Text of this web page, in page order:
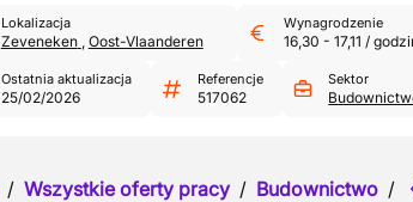
Lokalizacja
Zeveneken , Oost-Vlaanderen
Wynagrodzenie
16,30 - 17,11 /
Ostatnia aktualizacja
25/02/2026
Referencje
517062
Sektor
/ Wszystkie oferty pracy / Budownictwo /